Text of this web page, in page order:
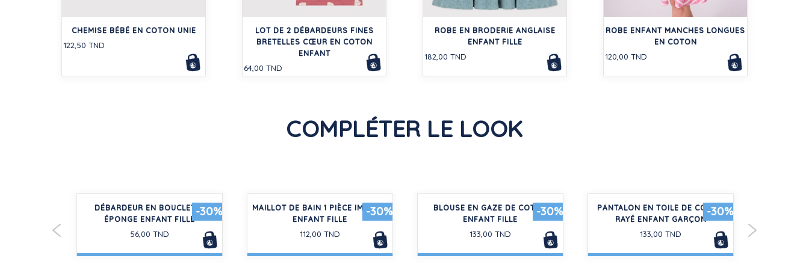
CHEMISE BÉBÉ EN COTON UNIE
122,50 TND
LOT DE 2 DÉBARDEURS FINES
BRETELLES CŒUR EN COTON
ENFANT
64,00 TND
ROBE EN BRODERIE ANGLAISE
ENFANT FILLE
182,00 TND
ROBE ENFANT MANCHES LONGUES
EN COTON
120,00 TND
COMPLÉTER LE LOOK
-30%
DÉBARDEUR EN BOUCLETTE
ÉPONGE ENFANT FILLE
56,00 TND
-30%
MAILLOT DE BAIN 1 PIÈCE IMPRIMÉ
ENFANT FILLE
112,00 TND
-30%
BLOUSE EN GAZE DE COTON
ENFANT FILLE
133,00 TND
-30%
PANTALON EN TOILE DE COTON
RAYÉ ENFANT GARÇON
133,00 TND